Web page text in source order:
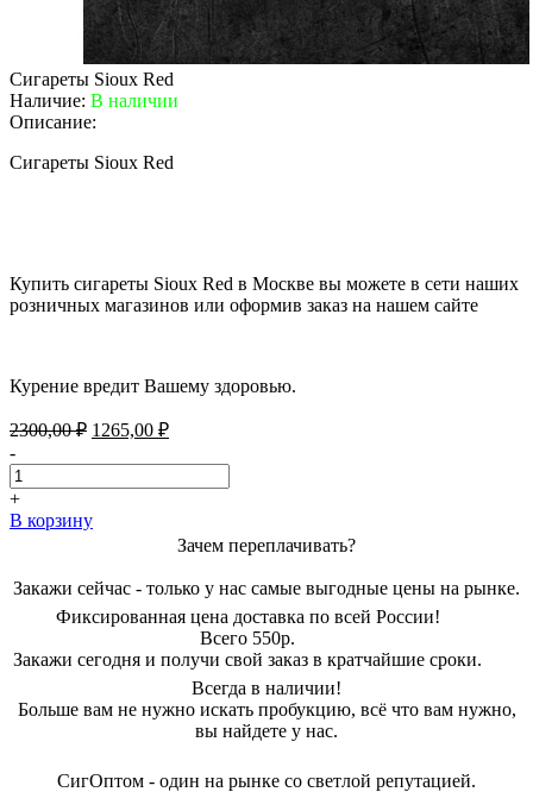
Сигареты Sioux Red
Наличие: В наличии
Описание:
Сигареты Sioux Red
Купить сигареты Sioux Red в Москве вы можете в сети наших
розничных магазинов или оформив заказ на нашем сайте
Курение вредит Вашему здоровью.
2300,00₽ Первоначальная
составляла
2300,00 ₽.
1265,00 ₽Текущая
1265,00 ₽.
-
+
В корзину
Зачем переплачивать?
Закажи сейчас - только у нас самые выгодные цены на рынке.
Фиксированная цена доставка по всей России!
Всего 550р.
Закажи сегодня и получи свой заказ в кратчайшие сроки.
Всегда в наличии!
Больше вам не нужно искать пробукцию, всё что вам нужно,
вы найдете у нас.
СигОптом - один на рынке со светлой репутацией.